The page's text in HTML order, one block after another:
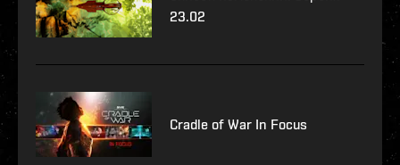
23.02
Cradle of War In Focus